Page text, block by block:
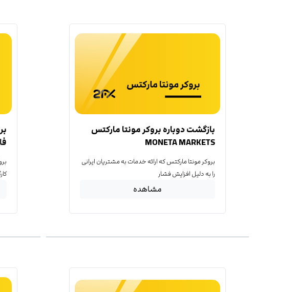
بازگشت دوباره بروکر مونتا مارکتس
MONETA MARKETS
بروکر مونتا مارکتس که ارائه خدمات به مشتریان ایرانی
را به دلیل افزایش فشار
مشاهده